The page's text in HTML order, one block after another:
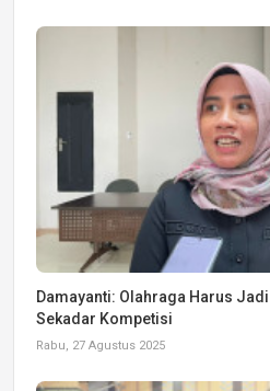
Damayanti: Olahraga Harus Jadi
Sekadar Kompetisi
Rabu, 27 Agustus 2025